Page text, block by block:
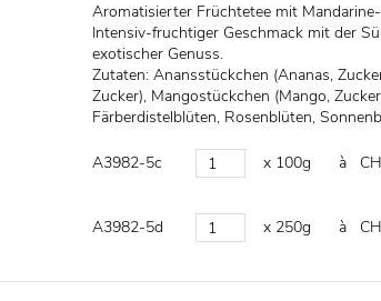
Aromatisierter Früchtetee mit
Intensiv-fruchtiger Geschmack mit der
exotischer Genuss.
Zutaten: Anansstückchen (Ananas,
Zucker), Mangostückchen (Mango,
Färberdistelblüten, Rosenblüten,
A3982-5c x 100g à
A3982-5d x 250g à